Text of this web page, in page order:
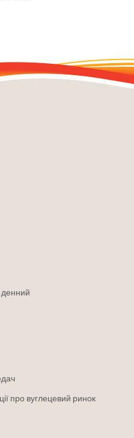
денний
про вуглецевий ринок